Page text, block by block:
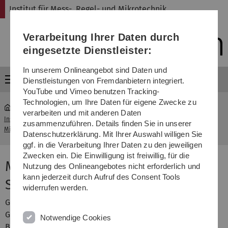
Direkt
Direkt
Direkt
(Sprache,
Drucken,
Media)
Direkt
Direkt
Institut für Mess-, Regel- und Mikrotechnik
Menü
Institut für Mess-, Regel- u.
Mikrotechnik
...
Modellbildung dynamischer
Systeme
Geeignete Beschreibungen von Systemen bilden die
Grundlage der meisten regelungstechnischen
Verarbeitung Ihrer Daten durch
eingesetzte Dienstleister:
In unserem Onlineangebot sind Daten und
Dienstleistungen von Fremdanbietern integriert.
YouTube und Vimeo benutzen Tracking-
Technologien, um Ihre Daten für eigene Zwecke zu
verarbeiten und mit anderen Daten
zusammenzuführen. Details finden Sie in unserer
Datenschutzerklärung. Mit Ihrer Auswahl willigen Sie
ggf. in die Verarbeitung Ihrer Daten zu den jeweiligen
Zwecken ein. Die Einwilligung ist freiwillig, für die
Nutzung des Onlineangebotes nicht erforderlich und
kann jederzeit durch Aufruf des Consent Tools
widerrufen werden.
Notwendige Cookies